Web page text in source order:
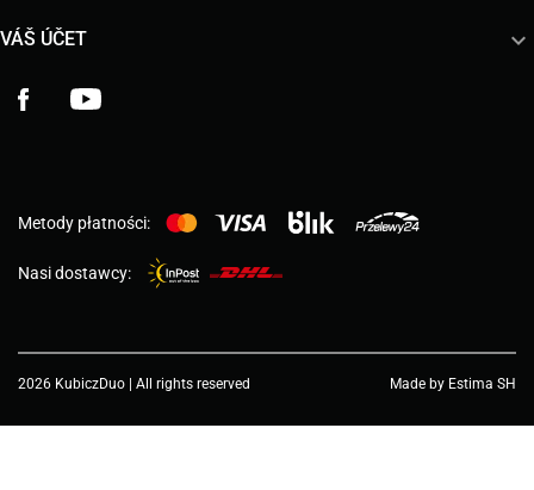
VÁŠ ÚČET 
Facebook
Metody płatności:
Nasi dostawcy:
2026 KubiczDuo | All rights reserved Made by Estima SH